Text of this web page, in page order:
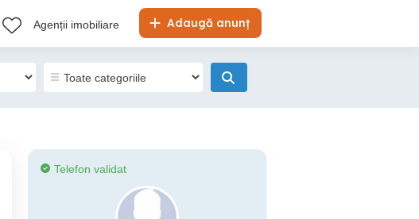
Adaugă anunț
Agenții imobiliare
Telefon validat